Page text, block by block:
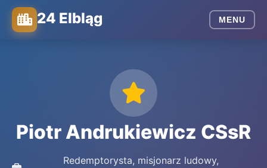
24 Elbląg MENU
Piotr Andrukiewicz CSsR
Redemptorysta, misjonarz ludowy,